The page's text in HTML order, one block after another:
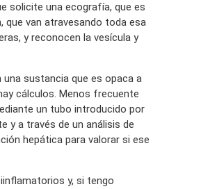
solicite una ecografía, que es
que van atravesando toda esa
y reconocen la vesícula y
sustancia que es opaca a
cálculos. Menos frecuente
un tubo introducido por
y a través de un análisis de
hepática para valorar si ese
y, si tengo